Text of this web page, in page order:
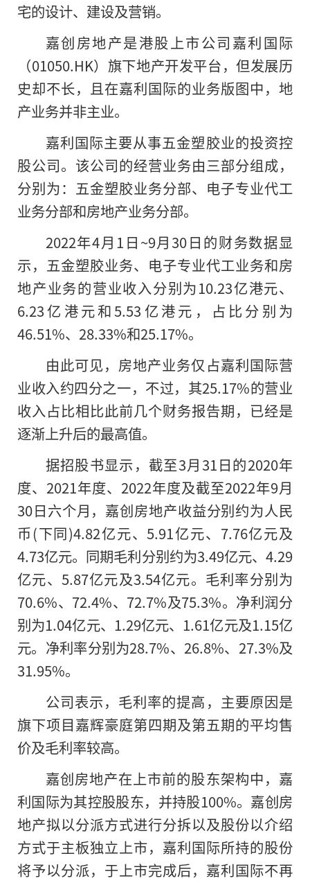
宅的设计、建设及营销。
嘉创房地产是港股上市公司嘉利国际
（01050.HK）旗下地产开发平台，但发展历
史却不长，且在嘉利国际的业务版图中，地
产业务并非主业。
嘉利国际主要从事五金塑胶业的投资控
股公司。该公司的经营业务由三部分组成，
分别为：五金塑胶业务分部、电子专业代工
业务分部和房地产业务分部。
2022年4月1日~9月30日的财务数据显
示，五金塑胶业务、电子专业代工业务和房
地产业务的营业收入分别为10.23亿港元、
6.23亿港元和5.53亿港元，占比分别为
46.51%、28.33%和25.17%。
由此可见，房地产业务仅占嘉利国际营
业收入约四分之一，不过，其25.17%的营业
收入占比相比此前几个财务报告期，已经是
逐渐上升后的最高值。
据招股书显示，截至3月31日的2020年
度、2021年度、2022年度及截至2022年9月
30日六个月，嘉创房地产收益分别约为人民
币(下同)4.82亿元、5.91亿元、7.76亿元及
4.73亿元。同期毛利分别约为3.49亿元、4.29
亿元、5.87亿元及3.54亿元。毛利率分别为
70.6%、72.4%、72.7%及75.3%。净利润分
别为1.04亿元、1.29亿元、1.61亿元及1.15亿
元。净利率分别为28.7%、26.8%、27.3%及
31.95%。
公司表示，毛利率的提高，主要原因是
旗下项目嘉辉豪庭第四期及第五期的平均售
价及毛利率较高。
嘉创房地产在上市前的股东架构中，嘉
利国际为其控股股东，并持股100%。嘉创房
地产拟以分派方式进行分拆以及股份以介绍
方式于主板独立上市，嘉利国际所持的股份
将予以分派，于上市完成后，嘉利国际不再